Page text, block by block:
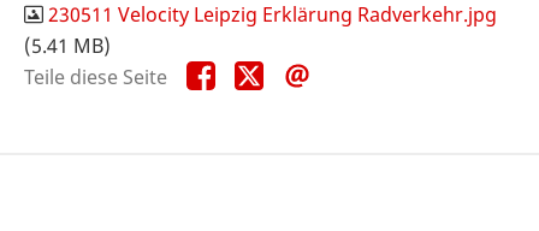
230511 Velocity Leipzig Erklärung Radverkehr.jpg
(5.41 MB)
Teile diese Seite
Teile
diese
Teile
diese